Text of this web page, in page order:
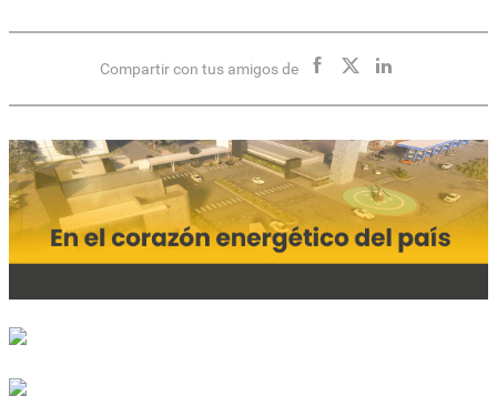
Compartir con tus amigos de